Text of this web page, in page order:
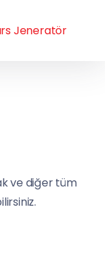
ve diğer tüm